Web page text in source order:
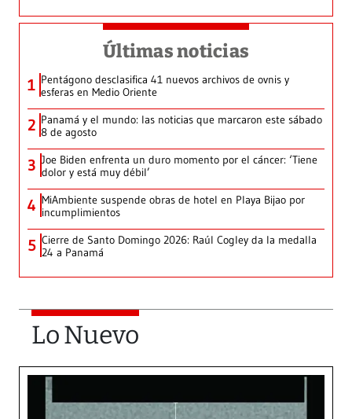
Últimas noticias
1 Pentágono desclasifica 41 nuevos archivos de ovnis y
esferas en Medio Oriente
2 Panamá y el mundo: las noticias que marcaron este sábado
8 de agosto
3 Joe Biden enfrenta un duro momento por el cáncer: ‘Tiene
dolor y está muy débil’
4 MiAmbiente suspende obras de hotel en Playa Bijao por
incumplimientos
5 Cierre de Santo Domingo 2026: Raúl Cogley da la medalla
24 a Panamá
Lo Nuevo